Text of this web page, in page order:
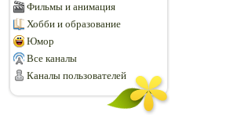
Фильмы и анимация
Хобби и образование
Юмор
Все каналы
Каналы пользователей